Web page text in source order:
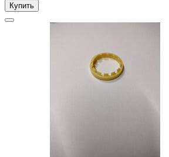
Купить